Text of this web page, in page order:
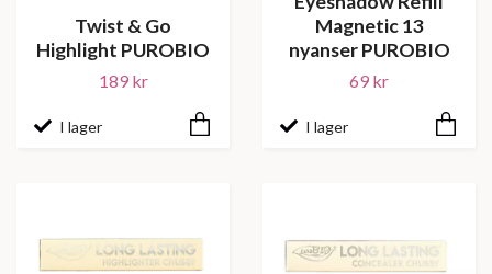
Twist & Go
Highlight PUROBIO
189 kr
I lager
Magnetic 13
nyanser PUROBIO
69 kr
I lager